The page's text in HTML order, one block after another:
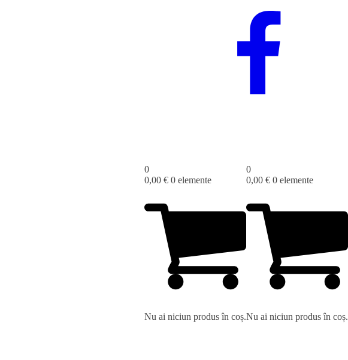
0
0,00 € 0 elemente
Nu ai niciun produs în coș.
0
0,00 € 0 elemente
Nu ai niciun produs în coș.